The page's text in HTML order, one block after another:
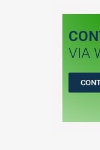
VIA